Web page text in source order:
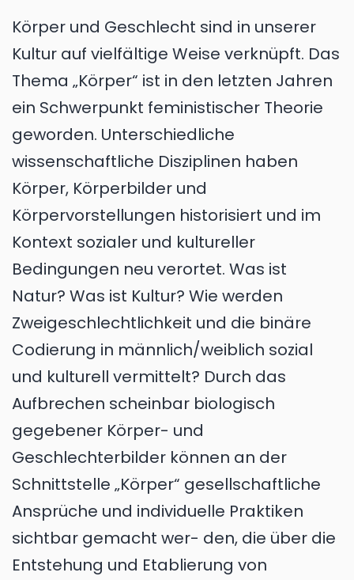
Körper und Geschlecht sind in unserer
Kultur auf vielfältige Weise verknüpft. Das
Thema „Körper“ ist in den letzten Jahren
ein Schwerpunkt feministischer Theorie
geworden. Unterschiedliche
wissenschaftliche Disziplinen haben
Körper, Körperbilder und
Körpervorstellungen historisiert und im
Kontext sozialer und kultureller
Bedingungen neu verortet. Was ist
Natur? Was ist Kultur? Wie werden
Zweigeschlechtlichkeit und die binäre
Codierung in männlich/weiblich sozial
und kulturell vermittelt? Durch das
Aufbrechen scheinbar biologisch
gegebener Körper- und
Geschlechterbilder können an der
Schnittstelle „Körper“ gesellschaftliche
Ansprüche und individuelle Praktiken
sichtbar gemacht wer- den, die über die
Entstehung und Etablierung von